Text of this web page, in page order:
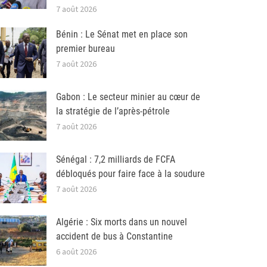
7 août 2026
Bénin : Le Sénat met en place son
premier bureau
7 août 2026
Gabon : Le secteur minier au cœur de
la stratégie de l’après-pétrole
7 août 2026
Sénégal : 7,2 milliards de FCFA
débloqués pour faire face à la soudure
7 août 2026
Algérie : Six morts dans un nouvel
accident de bus à Constantine
6 août 2026